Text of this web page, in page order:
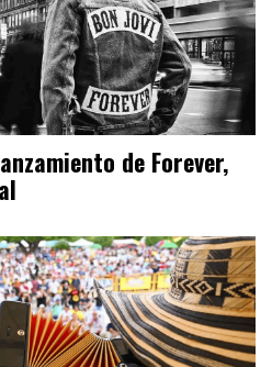
de Forever,